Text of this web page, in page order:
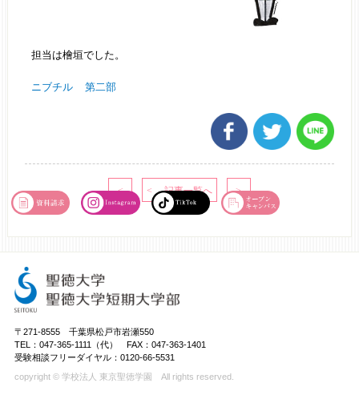
担当は檜垣でした。
ニブチル 第二部
〒271-8555 千葉県松戸市岩瀬550
TEL：047-365-1111（代） FAX：047-363-1401
受験相談フリーダイヤル：0120-66-5531
copyright © 学校法人 東京聖徳学園 All rights reserved.